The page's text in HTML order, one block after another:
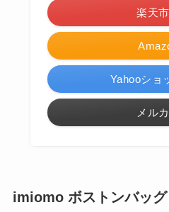
楽天
Yahooショ
メル
imiomo ボストンバッ